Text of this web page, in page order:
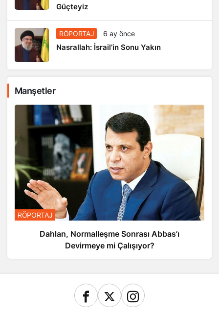
Güçteyiz
RÖPORTAJ 6 ay önce
Nasrallah: İsrail’in Sonu Yakın
Manşetler
RÖPORTAJ
Dahlan, Normalleşme Sonrası Abbas’ı
Devirmeye mi Çalışıyor?